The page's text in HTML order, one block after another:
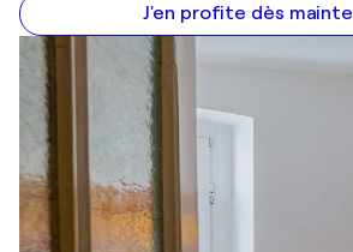
J'en profite dès